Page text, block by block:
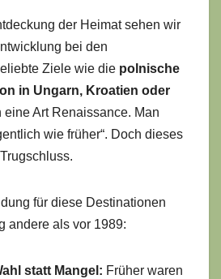
der Heimat sehen wir
bei den
Ziele wie die polnische
in Ungarn, Kroatien oder
eine Art Renaissance. Man
wie früher“. Doch dieses
für diese Destinationen
andere als vor 1989:
statt Mangel: Früher waren